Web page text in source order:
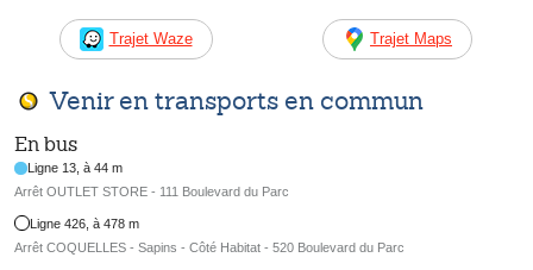
Trajet Waze Trajet Maps
Venir en transports en commun
En bus
Ligne 13, à 44 m
Arrêt OUTLET STORE - 111 Boulevard du Parc
Ligne 426, à 478 m
Arrêt COQUELLES - Sapins - Côté Habitat - 520 Boulevard du Parc